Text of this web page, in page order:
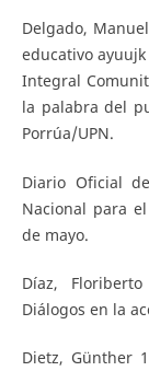
Delgado,
educativo
Integral
la palabra del
Porrúa/UPN.
Diario Oficial
Nacional para
de mayo.
Díaz,
Diálogos en la
Dietz, Günther